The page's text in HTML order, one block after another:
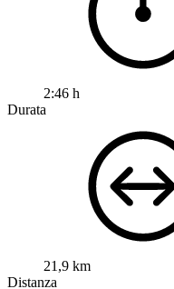
2:46 h
Durata
21,9 km
Distanza